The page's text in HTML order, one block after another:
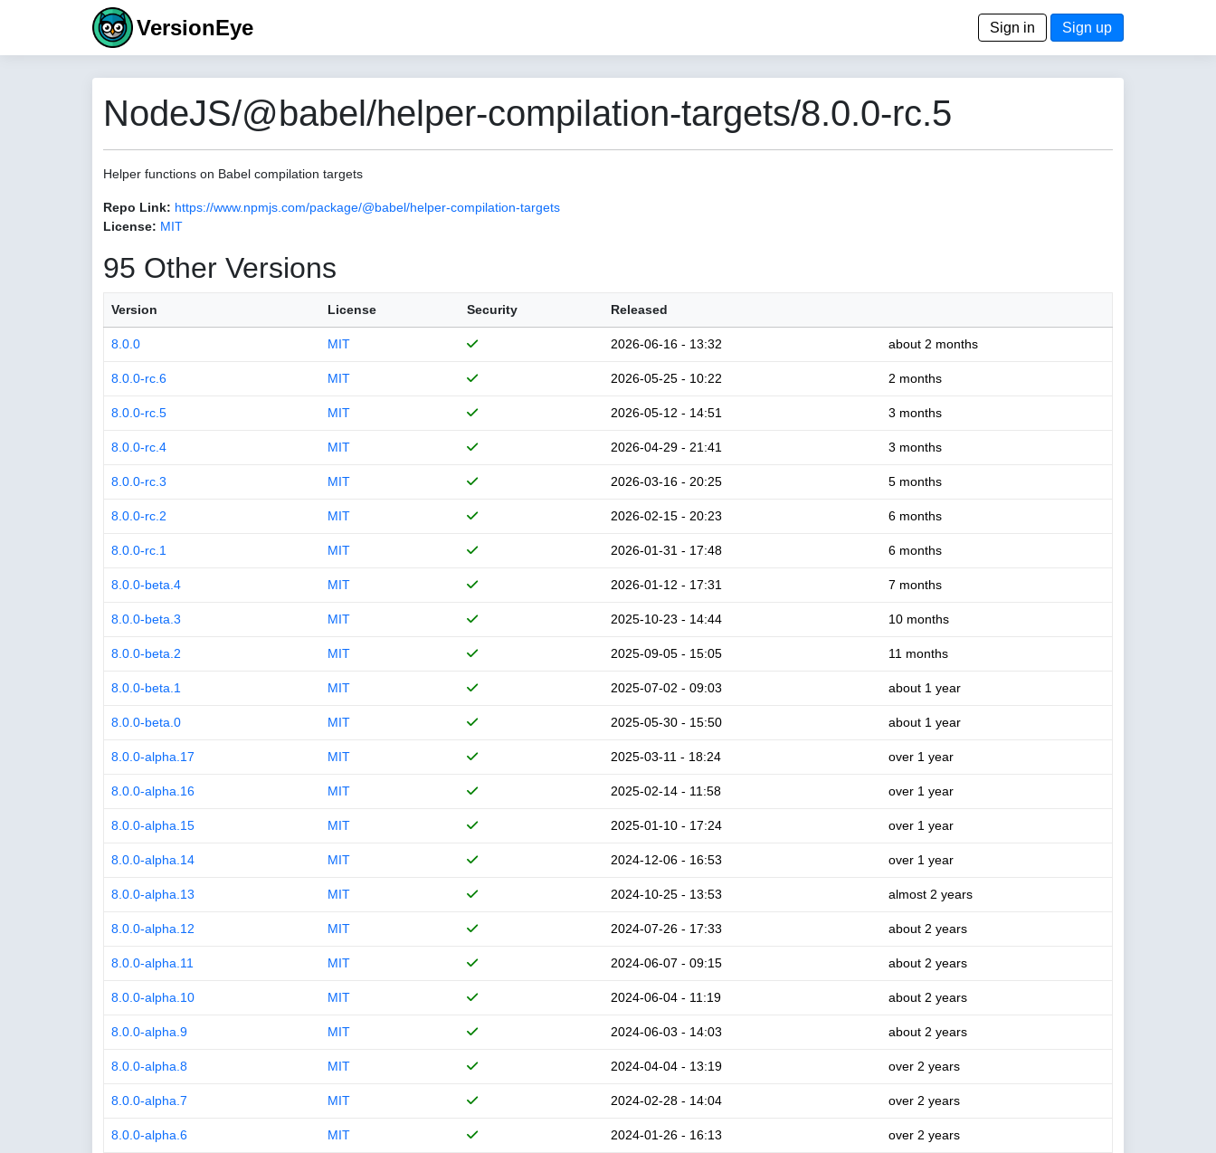
VersionEye Sign in Sign up
NodeJS/@babel/helper-compilation-targets/8.0.0-rc.5
Helper functions on Babel compilation targets
Repo Link: https://www.npmjs.com/package/@babel/helper-compilation-targets
License: MIT
95 Other Versions
Version License Security Released
8.0.0 MIT 2026-06-16 - 13:32 about 2 months
8.0.0-rc.6 MIT 2026-05-25 - 10:22 2 months
8.0.0-rc.5 MIT 2026-05-12 - 14:51 3 months
8.0.0-rc.4 MIT 2026-04-29 - 21:41 3 months
8.0.0-rc.3 MIT 2026-03-16 - 20:25 5 months
8.0.0-rc.2 MIT 2026-02-15 - 20:23 6 months
8.0.0-rc.1 MIT 2026-01-31 - 17:48 6 months
8.0.0-beta.4 MIT 2026-01-12 - 17:31 7 months
8.0.0-beta.3 MIT 2025-10-23 - 14:44 10 months
8.0.0-beta.2 MIT 2025-09-05 - 15:05 11 months
8.0.0-beta.1 MIT 2025-07-02 - 09:03 about 1 year
8.0.0-beta.0 MIT 2025-05-30 - 15:50 about 1 year
8.0.0-alpha.17 MIT 2025-03-11 - 18:24 over 1 year
8.0.0-alpha.16 MIT 2025-02-14 - 11:58 over 1 year
8.0.0-alpha.15 MIT 2025-01-10 - 17:24 over 1 year
8.0.0-alpha.14 MIT 2024-12-06 - 16:53 over 1 year
8.0.0-alpha.13 MIT 2024-10-25 - 13:53 almost 2 years
8.0.0-alpha.12 MIT 2024-07-26 - 17:33 about 2 years
8.0.0-alpha.11 MIT 2024-06-07 - 09:15 about 2 years
8.0.0-alpha.10 MIT 2024-06-04 - 11:19 about 2 years
8.0.0-alpha.9 MIT 2024-06-03 - 14:03 about 2 years
8.0.0-alpha.8 MIT 2024-04-04 - 13:19 over 2 years
8.0.0-alpha.7 MIT 2024-02-28 - 14:04 over 2 years
8.0.0-alpha.6 MIT 2024-01-26 - 16:13 over 2 years